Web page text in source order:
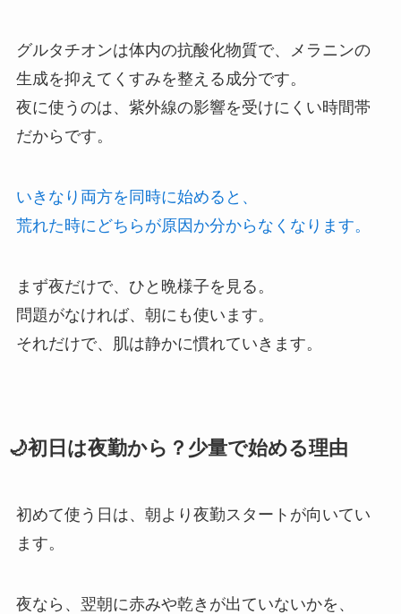
グルタチオンは体内の抗酸化物質で、メラニンの
生成を抑えてくすみを整える成分です。
夜に使うのは、紫外線の影響を受けにくい時間帯
だからです。
いきなり両方を同時に始めると、
荒れた時にどちらが原因か分からなくなります。
まず夜だけで、ひと晩様子を見る。
問題がなければ、朝にも使います。
それだけで、肌は静かに慣れていきます。
🌙初日は夜勤から？少量で始める理由
初めて使う日は、朝より夜勤スタートが向いてい
ます。
夜なら、翌朝に赤みや乾きが出ていないかを、